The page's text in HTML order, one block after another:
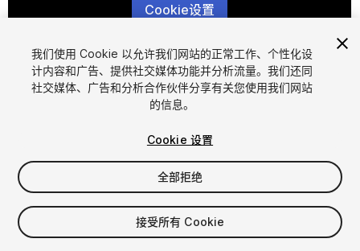
Cookie设置
1/14
$85
增值税将在结算时计算
我们使用 Cookie 以允许我们网站的正常工作、个性化设
计内容和广告、提供社交媒体功能并分析流量。我们还同
社交媒体、广告和分析合作伙伴分享有关您使用我们网站
的信息。
Cookie 设置
全部拒绝
接受所有 Cookie